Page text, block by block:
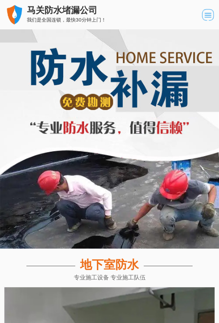
马关防水堵漏公司
我们是全国连锁，最快30分钟上门！
地下室防水
专业施工设备 专业施工队伍